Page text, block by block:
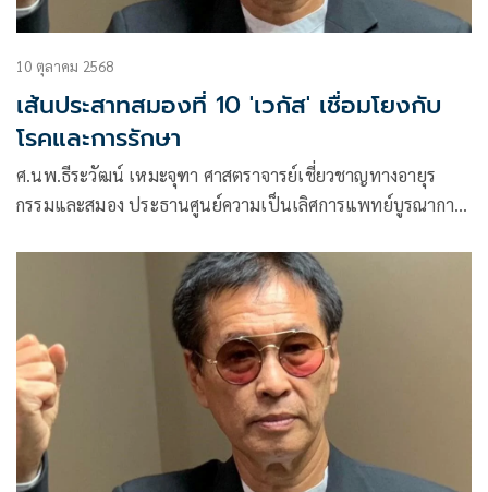
10 ตุลาคม 2568
เส้นประสาทสมองที่ 10 'เวกัส' เชื่อมโยงกับ
โรคและการรักษา
ศ.นพ.ธีระวัฒน์ เหมะจุฑา ศาสตราจารย์เชี่ยวชาญทางอายุร
กรรมและสมอง ประธานศูนย์ความเป็นเลิศการแพทย์บูรณาการ